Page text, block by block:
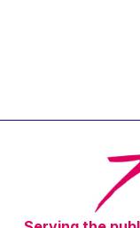
Vaclav
Vítor